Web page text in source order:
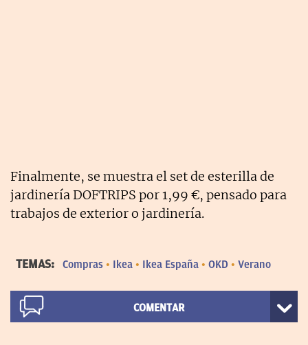
Finalmente, se muestra el set de esterilla de
jardinería DOFTRIPS por 1,99 €, pensado para
trabajos de exterior o jardinería.
TEMAS: Compras Ikea Ikea España OKD Verano
COMENTAR